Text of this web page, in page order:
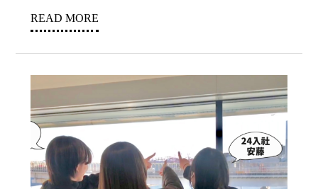
READ MORE